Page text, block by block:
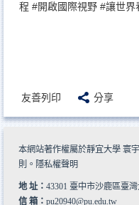
程 #開啟國際視野 #讓世界
友善列印 分享
本網站著作權屬於靜宜大學 寰
則 。 隱私權聲明
地 址： 43301 臺中市沙鹿區臺
信 箱： pu20940@pu.edu.tw